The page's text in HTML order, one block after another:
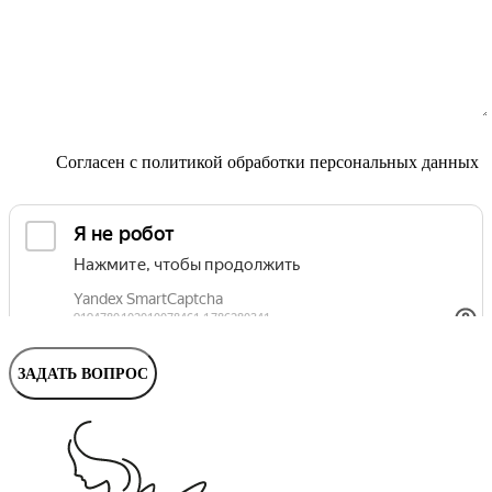
Согласен с политикой обработки персональных данных
ЗАДАТЬ ВОПРОС